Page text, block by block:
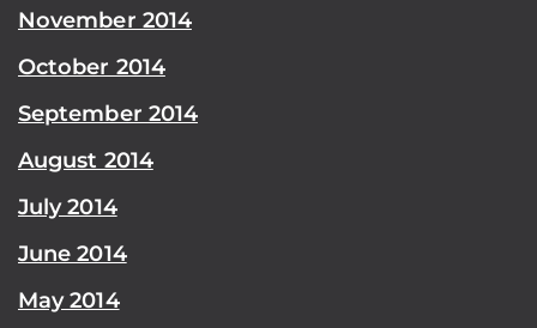
November 2014
October 2014
September 2014
August 2014
July 2014
June 2014
May 2014